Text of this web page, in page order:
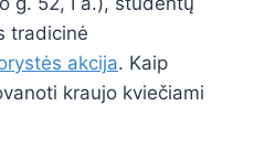
tradicinė
akcija. Kaip
kraujo kviečiami